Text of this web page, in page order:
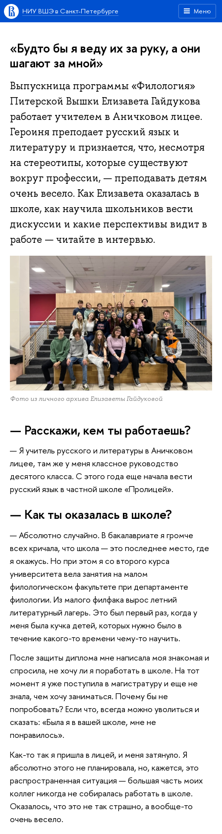
Меню
НИУ ВШЭ в Санкт-Петербурге
«Будто бы я веду их за руку, а они
шагают за мной»
Выпускница программы «Филология»
Питерской Вышки Елизавета Гайдукова
работает учителем в Аничковом лицее.
Героиня преподает русский язык и
литературу и признается, что, несмотря
на стереотипы, которые существуют
вокруг профессии, — преподавать детям
очень весело. Как Елизавета оказалась в
школе, как научила школьников вести
дискуссии и какие перспективы видит в
работе — читайте в интервью.
Фото из личного архива Елизаветы Гайдуковой
— Расскажи, кем ты работаешь?
— Я учитель русского и литературы в Аничковом
лицее, там же у меня классное руководство
десятого класса. С этого года еще начала вести
русский язык в частной школе «Пролицей».
— Как ты оказалась в школе?
— Абсолютно случайно. В бакалавриате я громче
всех кричала, что школа — это последнее место, где
я окажусь. Но при этом я со второго курса
университета вела занятия на малом
филологическом факультете при департаменте
филологии. Из малого филфака вырос летний
литературный лагерь. Это был первый раз, когда у
меня была кучка детей, которых нужно было в
течение какого-то времени чему-то научить.
После защиты диплома мне написала моя знакомая и
спросила, не хочу ли я поработать в школе. На тот
момент я уже поступила в магистратуру и еще не
знала, чем хочу заниматься. Почему бы не
попробовать? Если что, всегда можно уволиться и
сказать: «Была я в вашей школе, мне не
понравилось».
Как-то так я пришла в лицей, и меня затянуло. Я
абсолютно этого не планировала, но, кажется, это
распространенная ситуация — большая часть моих
коллег никогда не собиралась работать в школе.
Оказалось, что это не так страшно, а вообще-то
очень весело.